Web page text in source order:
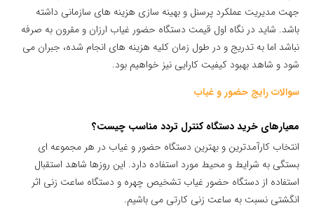
جهت مدیریت عملکرد پرسنل و بهینه سازی هزینه های سازمانی داشته
باشد. شاید در نگاه اول قیمت دستگاه حضور غیاب ارزان و مقرون به صرفه
نباشد اما به تدریج و در طول زمان کلیه هزینه های انجام شده، جبران می
شود و شاهد بهبود کیفیت کارایی نیز خواهیم بود.
سوالات رایج حضور و غیاب
معیارهای خرید دستگاه کنترل تردد مناسب چیست؟
انتخاب کارآمدترین و بهترین دستگاه حضور و غیاب در هر مجموعه ای
بستگی به شرایط و محیط مورد استفاده دارد. این روزها شاهد استقبال
استفاده از دستگاه حضور غیاب تشخیص چهره و دستگاه ساعت زنی اثر
انگشتی نسبت به ساعت زنی کارتی می باشیم.